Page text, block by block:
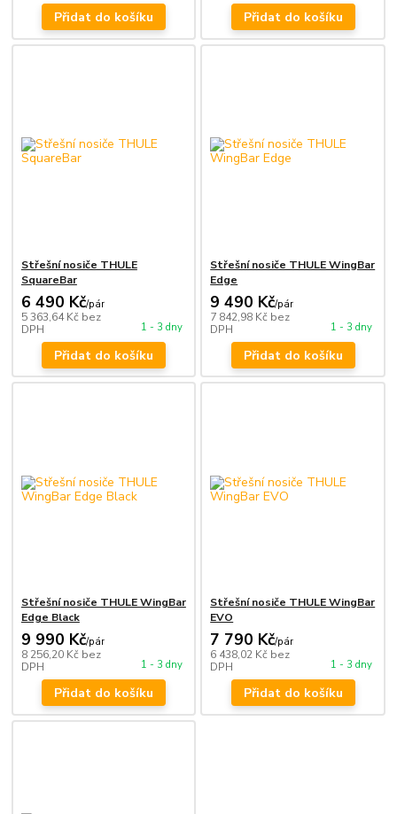
Přidat do košíku Přidat do košíku
Střešní nosiče THULE
SquareBar
6 490 Kč/pár
5 363,64 Kč bez
DPH
1 - 3 dny
Přidat do košíku
Střešní nosiče THULE WingBar
Edge
9 490 Kč/pár
7 842,98 Kč bez
DPH
1 - 3 dny
Přidat do košíku
Střešní nosiče THULE WingBar
Edge Black
9 990 Kč/pár
8 256,20 Kč bez
DPH
1 - 3 dny
Přidat do košíku
Střešní nosiče THULE WingBar
EVO
7 790 Kč/pár
6 438,02 Kč bez
DPH
1 - 3 dny
Přidat do košíku